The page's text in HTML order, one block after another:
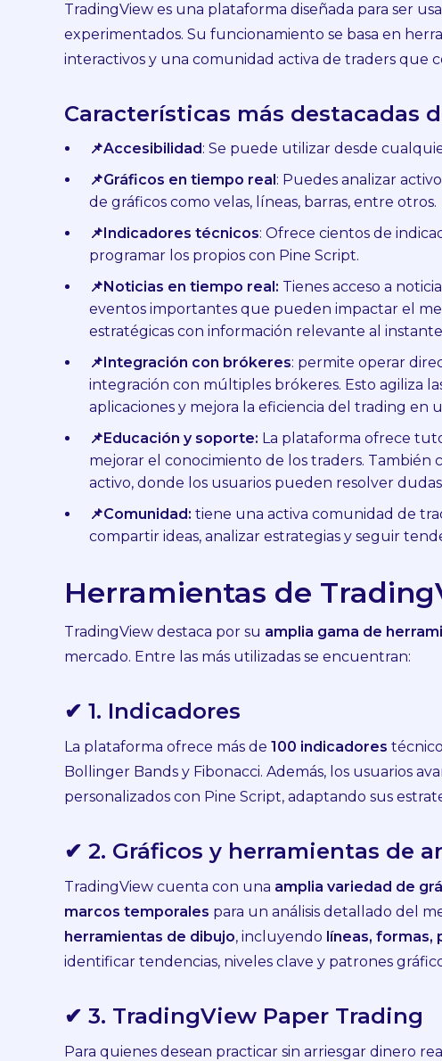
TradingView es una plataforma diseñada para ser
experimentados. Su funcionamiento se basa en
interactivos y una comunidad activa de traders que
Características más destacadas
📌Accesibilidad: Se puede utilizar desde
📌Gráficos en tiempo real: Puedes analizar
de gráficos como velas, líneas, barras, entre otros.
📌Indicadores técnicos: Ofrece cientos de
programar los propios con Pine Script.
📌Noticias en tiempo real: Tienes acceso a
eventos importantes que pueden impactar el
estratégicas con información relevante al
📌Integración con brókeres: permite operar
integración con múltiples brókeres. Esto agiliza
aplicaciones y mejora la eficiencia del trading en
📌Educación y soporte: La plataforma ofrece
mejorar el conocimiento de los traders.
activo, donde los usuarios pueden resolver
📌Comunidad: tiene una activa comunidad de
compartir ideas, analizar estrategias y seguir
Herramientas de
TradingView destaca por su amplia gama de
mercado. Entre las más utilizadas se encuentran:
✔ 1. Indicadores
La plataforma ofrece más de 100 indicadores
Bollinger Bands y Fibonacci. Además, los usuarios
personalizados con Pine Script, adaptando sus
✔ 2. Gráficos y herramientas de
TradingView cuenta con una amplia variedad de
marcos temporales para un análisis detallado del
herramientas de dibujo, incluyendo líneas, formas,
identificar tendencias, niveles clave y patrones
✔ 3. TradingView Paper Trading
Para quienes desean practicar sin arriesgar dinero